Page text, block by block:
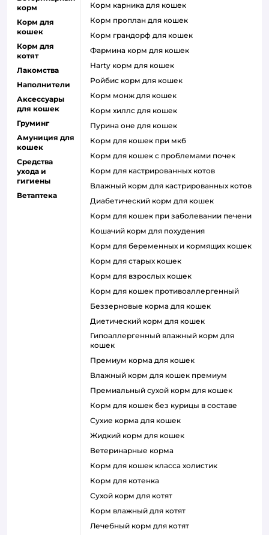
корм
Корм для
кошек
Корм для
котят
Лакомства
Наполнители
Аксессуары
для кошек
Груминг
Амуниция для
кошек
Средства
ухода и
гигиены
Ветаптека
корм карника для кошек
корм проплан для кошек
корм грандорф для кошек
фармина корм для кошек
harty корм для кошек
ройбис корм для кошек
корм монж для кошек
корм хиллс для кошек
пурина оне для кошек
корм для кошек при мкб
корм для кошек с проблемами почек
Корм для кастрированных котов
влажный корм для кастрированных котов
диабетический корм для кошек
корм для кошек при заболевании печени
кошачий корм для похудения
корм для беременных и кормящих кошек
корм для старых кошек
корм для взрослых кошек
корм для кошек противоаллергенный
беззерновые корма для кошек
диетический корм для кошек
гипоаллергенный влажный корм для
кошек
премиум корма для кошек
влажный корм для кошек премиум
премиальный сухой корм для кошек
корм для кошек без курицы в составе
сухие корма для кошек
жидкий корм для кошек
ветеринарные корма
корм для кошек класса холистик
корм для котенка
сухой корм для котят
корм влажный для котят
лечебный корм для котят